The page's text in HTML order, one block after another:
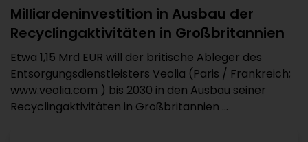
Milliardeninvestition in Ausbau der
Recyclingaktivitäten in Großbritannien
Etwa 1,15 Mrd EUR will der britische Ableger des
Entsorgungsdienstleisters Veolia (Paris / Frankreich;
www.veolia.com ) bis 2030 in den Ausbau seiner
Recyclingaktivitäten in Großbritannien ...